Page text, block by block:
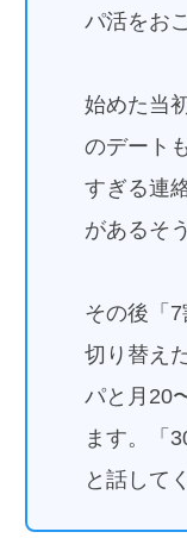
パ活をお
始めた当
のデート
すぎる連
があるそ
その後「
切り替え
パと月20
ます。「
と話して